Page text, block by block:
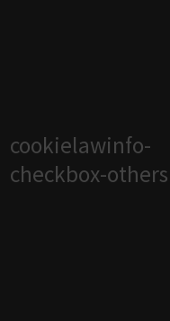
cookielawinfo-
checkbox-others